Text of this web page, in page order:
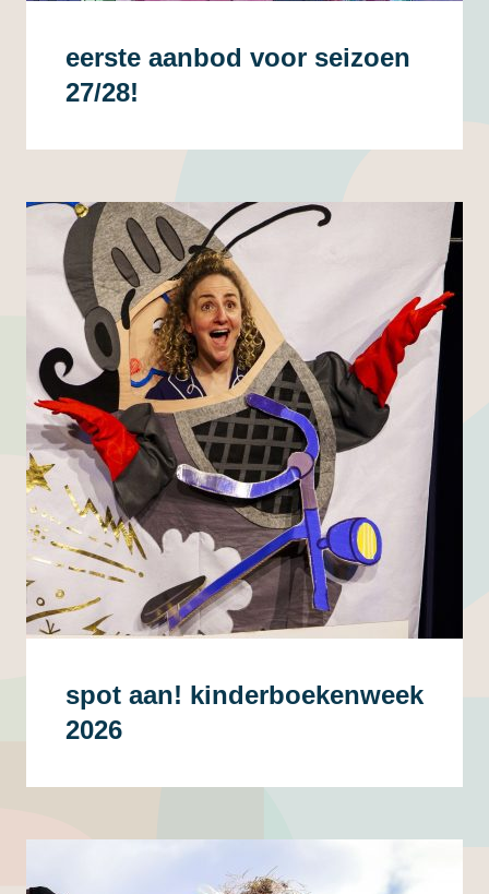
eerste aanbod voor seizoen
27/28!
spot aan! kinderboekenweek
2026